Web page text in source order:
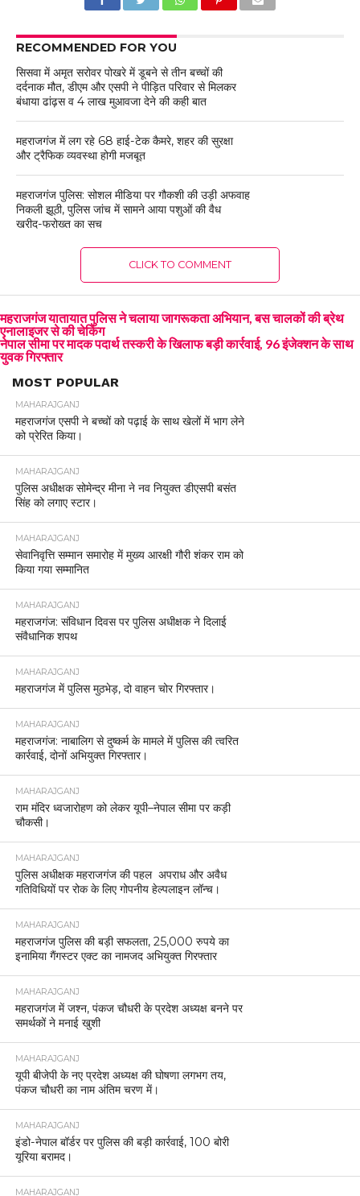
RECOMMENDED FOR YOU
सिसवा में अमृत सरोवर पोखरे में डूबने से तीन बच्चों की
दर्दनाक मौत, डीएम और एसपी ने पीड़ित परिवार से मिलकर
बंधाया ढांढ़स व 4 लाख मुआवजा देने की कही बात
महराजगंज में लग रहे 68 हाई-टेक कैमरे, शहर की सुरक्षा
और ट्रैफिक व्यवस्था होगी मजबूत
महराजगंज पुलिस: सोशल मीडिया पर गौकशी की उड़ी अफवाह
निकली झूठी, पुलिस जांच में सामने आया पशुओं की वैध
खरीद-फरोख्त का सच
CLICK TO COMMENT
महराजगंज यातायात पुलिस ने चलाया जागरूकता अभियान, बस चालकों की ब्रेथ
एनालाइजर से की चेकिंग
नेपाल सीमा पर मादक पदार्थ तस्करी के खिलाफ बड़ी कार्रवाई, 96 इंजेक्शन के साथ
युवक गिरफ्तार
MOST POPULAR
MAHARAJGANJ
महराजगंज एसपी ने बच्चों को पढ़ाई के साथ खेलों में भाग लेने
को प्रेरित किया।
MAHARAJGANJ
पुलिस अधीक्षक सोमेन्द्र मीना ने नव नियुक्त डीएसपी बसंत
सिंह को लगाए स्टार।
MAHARAJGANJ
सेवानिवृत्ति सम्मान समारोह में मुख्य आरक्षी गौरी शंकर राम को
किया गया सम्मानित
MAHARAJGANJ
महराजगंज: संविधान दिवस पर पुलिस अधीक्षक ने दिलाई
संवैधानिक शपथ
MAHARAJGANJ
महराजगंज में पुलिस मुठभेड़, दो वाहन चोर गिरफ्तार।
MAHARAJGANJ
महराजगंज: नाबालिग से दुष्कर्म के मामले में पुलिस की त्वरित
कार्रवाई, दोनों अभियुक्त गिरफ्तार।
MAHARAJGANJ
राम मंदिर ध्वजारोहण को लेकर यूपी–नेपाल सीमा पर कड़ी
चौकसी।
MAHARAJGANJ
पुलिस अधीक्षक महराजगंज की पहल अपराध और अवैध
गतिविधियों पर रोक के लिए गोपनीय हेल्पलाइन लॉन्च।
MAHARAJGANJ
महराजगंज पुलिस की बड़ी सफलता, 25,000 रुपये का
इनामिया गैंगस्टर एक्ट का नामजद अभियुक्त गिरफ्तार
MAHARAJGANJ
महराजगंज में जश्न, पंकज चौधरी के प्रदेश अध्यक्ष बनने पर
समर्थकों ने मनाई खुशी
MAHARAJGANJ
यूपी बीजेपी के नए प्रदेश अध्यक्ष की घोषणा लगभग तय,
पंकज चौधरी का नाम अंतिम चरण में।
MAHARAJGANJ
इंडो-नेपाल बॉर्डर पर पुलिस की बड़ी कार्रवाई, 100 बोरी
यूरिया बरामद।
MAHARAJGANJ